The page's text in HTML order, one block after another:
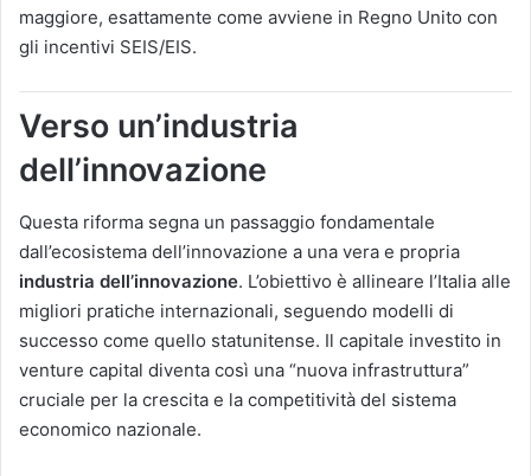
maggiore, esattamente come avviene in Regno Unito con
gli incentivi SEIS/EIS.
Verso un’industria
dell’innovazione
Questa riforma segna un passaggio fondamentale
dall’ecosistema dell’innovazione a una vera e propria
industria dell’innovazione. L’obiettivo è allineare l’Italia alle
migliori pratiche internazionali, seguendo modelli di
successo come quello statunitense. Il capitale investito in
venture capital diventa così una “nuova infrastruttura”
cruciale per la crescita e la competitività del sistema
economico nazionale​​.